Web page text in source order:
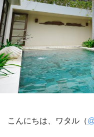
こんにちは、ワタル（